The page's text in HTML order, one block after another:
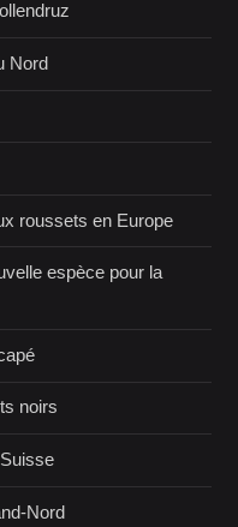
Nord
roussets en Europe
espèce pour la
noirs
Nord